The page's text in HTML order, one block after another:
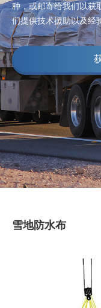
种，或邮寄给我们以获
们提供技术援助以及经
雪地防水布